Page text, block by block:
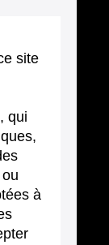
site
qui
à